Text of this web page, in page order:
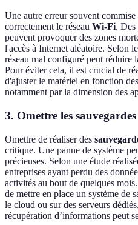
Une autre erreur souvent
correctement le réseau Wi-Fi. Des
peuvent provoquer des zones
l'accès à Internet aléatoire. Selon
réseau mal configuré peut réduire
Pour éviter cela, il est crucial de
d'ajuster le matériel en fonction
notamment par la dimension des
3. Omettre les sauvegardes
Omettre de réaliser des
critique. Une panne de système
précieuses. Selon une étude
entreprises ayant perdu des
activités au bout de quelques
de mettre en place un système de
le cloud ou sur des serveurs
récupération d’informations peut